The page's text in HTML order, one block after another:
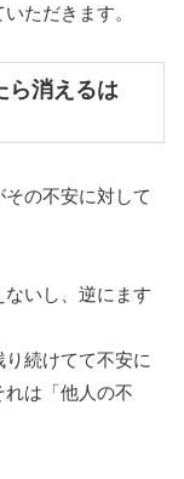
ただきます。
ら消えるは
の不安に対して
いし、逆にます
続けてて不安に
は「他人の不